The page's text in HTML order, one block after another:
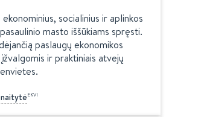
socialinius ir aplinkos
masto iššūkiams spręsti.
paslaugų ekonomikos
ir praktiniais atvejų
EKVI